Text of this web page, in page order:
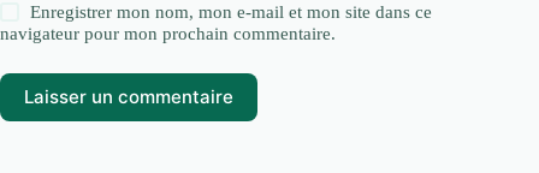
Enregistrer mon nom, mon e-mail et mon site dans ce
navigateur pour mon prochain commentaire.
Laisser un commentaire